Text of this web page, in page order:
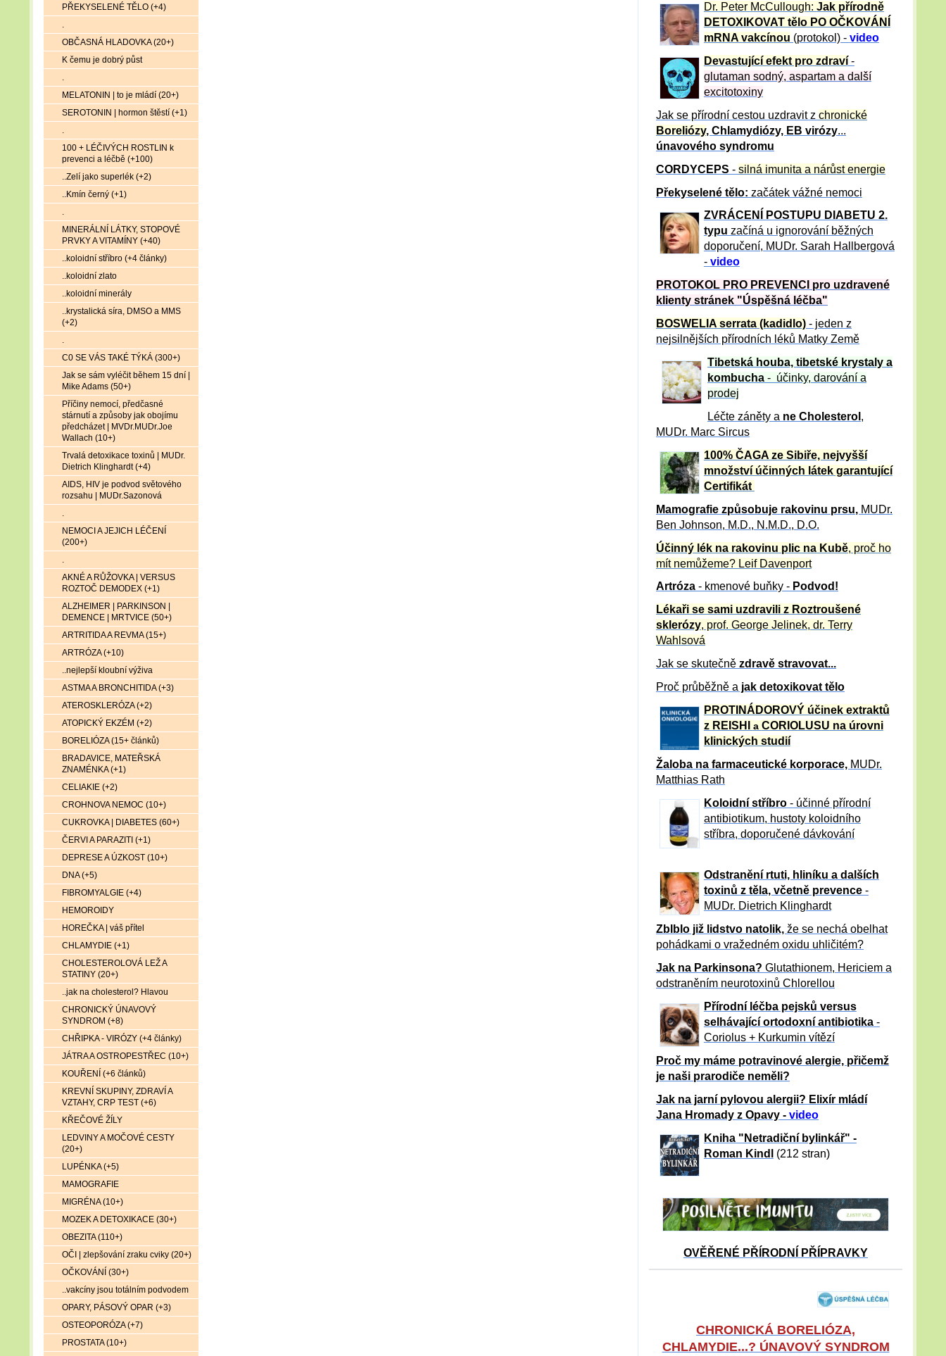
Dr. Peter McCullough: Jak přírodně
DETOXIKOVAT tělo PO OČKOVÁNÍ
mRNA vakcínou (protokol) - video
Devastující efekt pro zdraví-
glutaman sodný, aspartam a další
excitotoxiny
Jak se přírodní cestou uzdravit z chronické
Boreliózy, Chlamydiózy, EB virózy...
únavového syndromu
CORDYCEPS - silná imunita a nárůst energie
Překyselené tělo: začátek vážné nemoci
ZVRÁCE NÍ POSTUPU DIABETU 2.
typu začíná u ignorování běžných
doporučení, MUDr. Sarah Hallbergová
- video
PROTOKOL PRO PREVENCI pro uzdravené
klienty stránek "Úspěšná léčba"
BOSWELIA serrata (kadidlo) - jeden z
nejsilnějších přírodních léků Matky Země
Tibetská houba, tibetské krystaly a
kombucha - účinky, darování a
prodej
Léčte záněty a ne Cholesterol ,
MUDr. Marc Sircus
100% ČAGA ze Sibiře, nejvyšší
množství účinných látek garantující
Certifikát
Mamografie způsobuje rakovinu prsu, MUDr.
Ben Johnson, M.D., N.M.D., D.O.
Účinný lék na rakovinu plic na Kubě, proč ho
mít nemůžeme? Leif Davenport
Artróza - kmenové buňky - Podvod!
Lékaři se sami uzdravili z Roztroušené
sklerózy, prof. George Jelinek, dr. Terry
Wahlsová
Jak se skutečně zdravě stravovat...
Proč průběžně a jak detoxikovat tělo
PROTINÁDOROVÝ účinek extraktů
z REISHI a CORIOLUSU na úrovni
klinických studií
Žaloba na farmaceutické korporace, MUDr.
Matthias Rath
Koloidní stříbro- účinné přírodní
antibiotikum, hustoty koloidního
stříbra, doporučené dávkování
Odstranění rtuti, hliníku a dalších
toxinů z těla, včetně prevence -
MUDr. Dietrich Klinghardt
Zblblo již lidstvo natolik, že se nechá obelhat
pohádkami o vražedném oxidu uhličitém?
Jak na Parkinsona? Glutathionem, Hericiem a
odstraněním neurotoxinů Chlorellou
Přírodní léčba pejsků versus
selhávající ortodoxní antibiotika -
Coriolus + Kurkumin vítězí
Proč my máme potravinové alergie, přičemž
je naši prarodiče neměli?
Jak na jarní pylovou alergii? Elixír mládí
Jana Hromady z Opavy - video
Kniha "Netradiční bylinkář" -
Roman Kindl
(212 stran)
OVĚŘENÉ PŘÍRODNÍ PŘÍPRAVKY
CHRONICKÁ BORELIÓZA,
CHLAMYDIE...? ÚNAVOVÝ SYNDROM
PŘEKYSELENÉ TĚLO (+4)
.
OBČASNÁ HLADOVKA (20+)
K čemu je dobrý půst
.
MELATONIN | to je mládí (20+)
SEROTONIN | hormon štěstí (+1)
.
100 + LÉČIVÝCH ROSTLIN k
prevenci a léčbě (+100)
..Zelí jako superlék (+2)
..Kmín černý (+1)
.
MINERÁLNÍ LÁTKY, STOPOVÉ
PRVKY A VITAMÍNY (+40)
..koloidní stříbro (+4 články)
..koloidní zlato
..koloidní minerály
..krystalická síra, DMSO a MMS
(+2)
.
C0 SE VÁS TAKÉ TÝKÁ (300+)
Jak se sám vyléčit během 15 dní |
Mike Adams (50+)
Příčiny nemocí, předčasné
stárnutí a způsoby jak obojímu
předcházet | MVDr.MUDr.Joe
Wallach (10+)
Trvalá detoxikace toxinů | MUDr.
Dietrich Klinghardt (+4)
AIDS, HIV je podvod světového
rozsahu | MUDr.Sazonová
.
NEMOCI A JEJICH LÉČENÍ
(200+)
.
AKNÉ A RŮŽOVKA | VERSUS
ROZTOČ DEMODEX (+1)
ALZHEIMER | PARKINSON |
DEMENCE | MRTVICE (50+)
ARTRITIDA A REVMA (15+)
ARTRÓZA (+10)
..nejlepší kloubní výživa
ASTMA A BRONCHITIDA (+3)
ATEROSKLERÓZA (+2)
ATOPICKÝ EKZÉM (+2)
BORELIÓZA (15+ článků)
BRADAVICE, MATEŘSKÁ
ZNAMÉNKA (+1)
CELIAKIE (+2)
CROHNOVA NEMOC (10+)
CUKROVKA | DIABETES (60+)
ČERVI A PARAZITI (+1)
DEPRESE A ÚZKOST (10+)
DNA (+5)
FIBROMYALGIE (+4)
HEMOROIDY
HOREČKA | váš přítel
CHLAMYDIE (+1)
CHOLESTEROLOVÁ LEŽ A
STATINY (20+)
..jak na cholesterol? Hlavou
CHRONICKÝ ÚNAVOVÝ
SYNDROM (+8)
CHŘIPKA - VIRÓZY (+4 články)
JÁTRA A OSTROPESTŘEC (10+)
KOUŘENÍ (+6 článků)
KREVNÍ SKUPINY, ZDRAVÍ A
VZTAHY, CRP TEST (+6)
KŘEČOVÉ ŽÍLY
LEDVINY A MOČOVÉ CESTY
(20+)
LUPÉNKA (+5)
MAMOGRAFIE
MIGRÉNA (10+)
MOZEK A DETOXIKACE (30+)
OBEZITA (110+)
OČI | zlepšování zraku cviky (20+)
OČKOVÁNÍ (30+)
..vakcíny jsou totálním podvodem
OPARY, PÁSOVÝ OPAR (+3)
OSTEOPORÓZA (+7)
PROSTATA (10+)